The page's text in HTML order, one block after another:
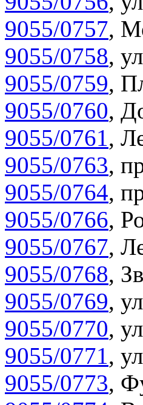
9055/0757,
9055/0758,
9055/0759,
9055/0760,
9055/0761,
9055/0763,
9055/0764,
9055/0766,
9055/0767,
9055/0768,
9055/0769,
9055/0770,
9055/0771,
9055/0773,